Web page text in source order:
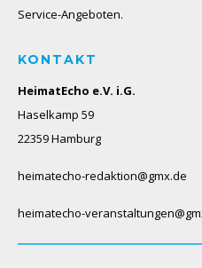
Service-Angeboten.
KONTAKT
HeimatEcho e.V. i.G.
Haselkamp 59
22359 Hamburg
heimatecho-redaktion@gmx.de
heimatecho-